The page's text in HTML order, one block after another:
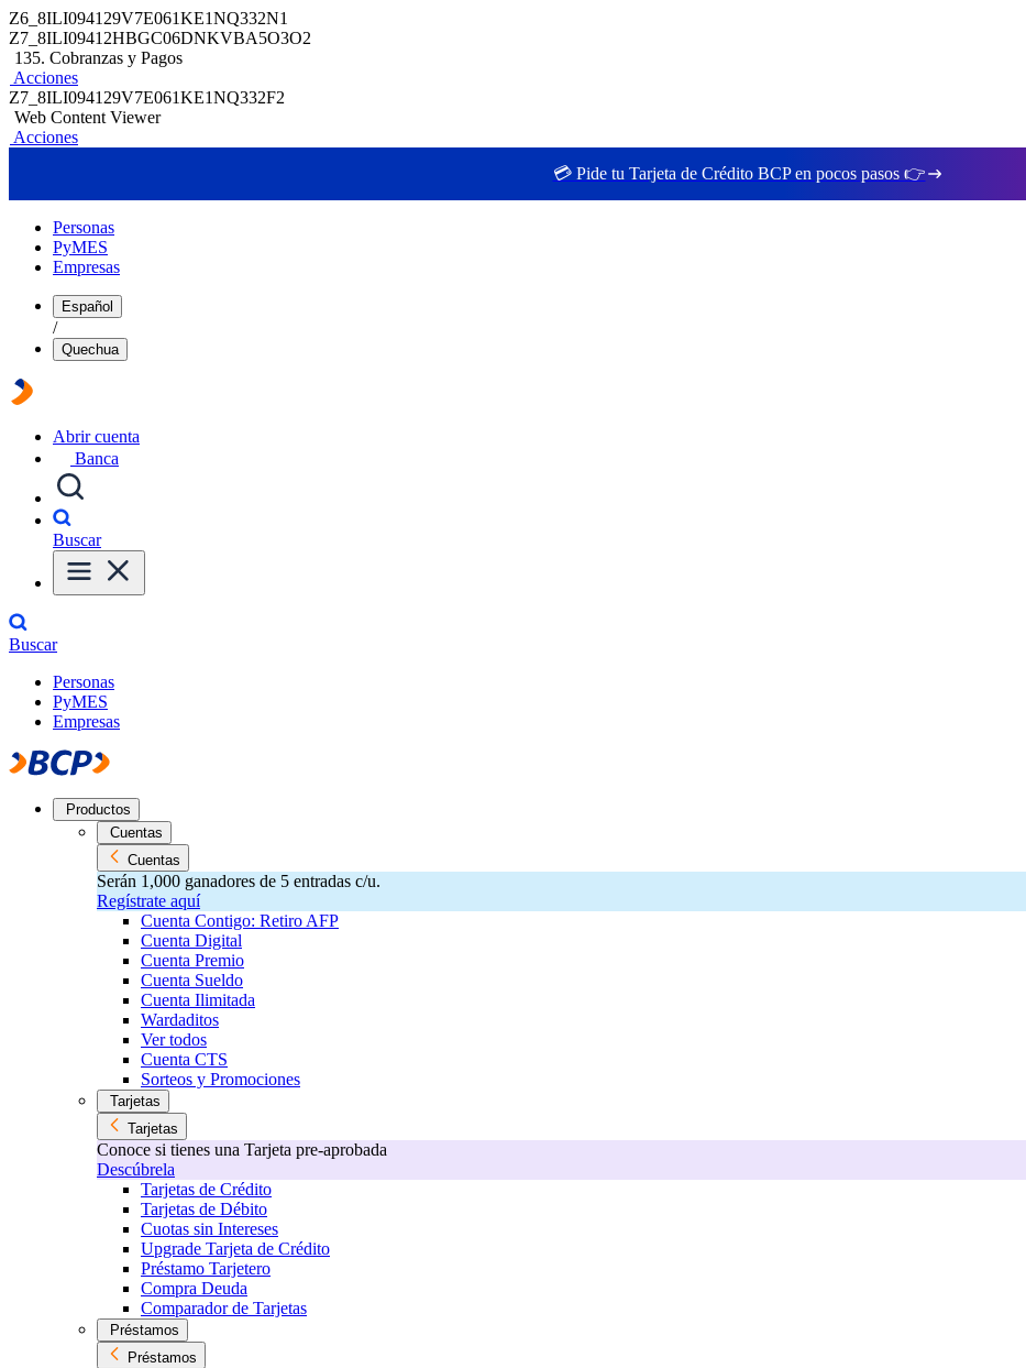
Z6_8ILI094129V7E061KE1NQ332N1
Z7_8ILI09412HBGC06DNKVBA5O3O2
135. Cobranzas y Pagos
Acciones
Z7_8ILI094129V7E061KE1NQ332F2
Web Content Viewer
Acciones
💳 Pide tu Tarjeta de Crédito BCP en pocos pasos 👉
Personas
PyMES
Empresas
Español
/
Quechua
Abrir cuenta
Banca
Buscar
Buscar
Personas
PyMES
Empresas
Productos
Cuentas
Cuentas
Serán 1,000 ganadores de 5 entradas c/u.
Regístrate aquí
Cuenta Contigo: Retiro AFP
Cuenta Digital
Cuenta Premio
Cuenta Sueldo
Cuenta Ilimitada
Wardaditos
Ver todos
Cuenta CTS
Sorteos y Promociones
Tarjetas
Tarjetas
Conoce si tienes una Tarjeta pre-aprobada
Descúbrela
Tarjetas de Crédito
Tarjetas de Débito
Cuotas sin Intereses
Upgrade Tarjeta de Crédito
Préstamo Tarjetero
Compra Deuda
Comparador de Tarjetas
Préstamos
Préstamos